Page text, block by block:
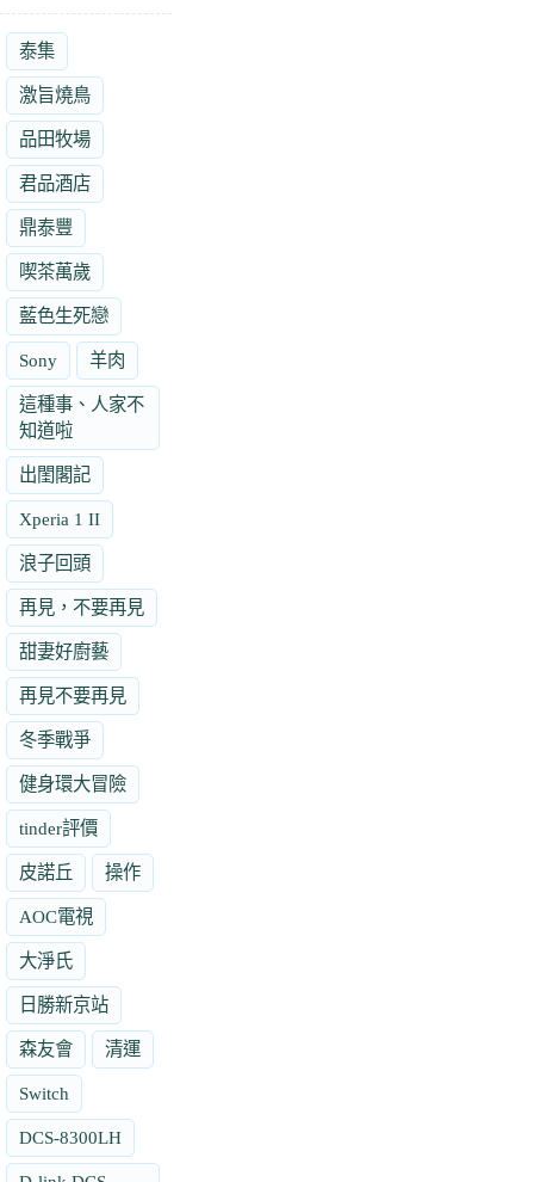
泰集
激旨燒鳥
品田牧場
君品酒店
鼎泰豐
喫茶萬歲
藍色生死戀
Sony 羊肉
這種事、人家不
知道啦
出閨閣記
Xperia 1 II
浪子回頭
再見，不要再見
甜妻好廚藝
再見不要再見
冬季戰爭
健身環大冒險
tinder評價
皮諾丘 操作
AOC電視
大淨氏
日勝新京站
森友會 清運
Switch
DCS-8300LH